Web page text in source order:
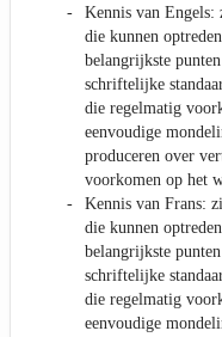
Kennis van Engels:
die kunnen
belangrijkste
schriftelijke
die regelmatig
eenvoudige
produceren over
voorkomen op het
Kennis van Frans:
die kunnen
belangrijkste
schriftelijke
die regelmatig
eenvoudige